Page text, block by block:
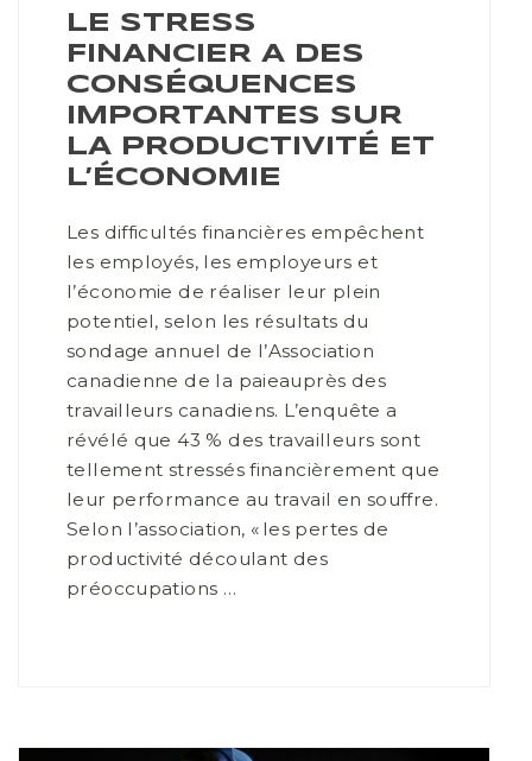
LE STRESS
FINANCIER A DES
CONSÉQUENCES
IMPORTANTES SUR
LA PRODUCTIVITÉ ET
L’ÉCONOMIE
Les difficultés financières empêchent
les employés, les employeurs et
l’économie de réaliser leur plein
potentiel, selon les résultats du
sondage annuel de l’Association
canadienne de la paieauprès des
travailleurs canadiens. L’enquête a
révélé que 43 % des travailleurs sont
tellement stressés financièrement que
leur performance au travail en souffre.
Selon l’association, « les pertes de
productivité découlant des
préoccupations …